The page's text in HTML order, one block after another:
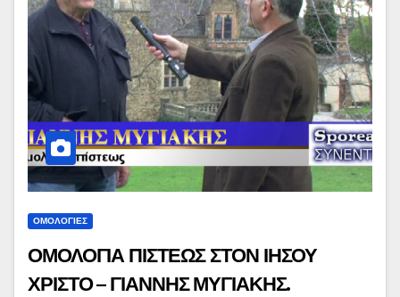
ΟΜΟΛΟΓΙΕΣ
ΟΜΟΛΟΓΙΑ ΠΙΣΤΕΩΣ ΣΤΟΝ ΙΗΣΟΥ
ΧΡΙΣΤΟ – ΓΙΑΝΝΗΣ ΜΥΓΙΑΚΗΣ.